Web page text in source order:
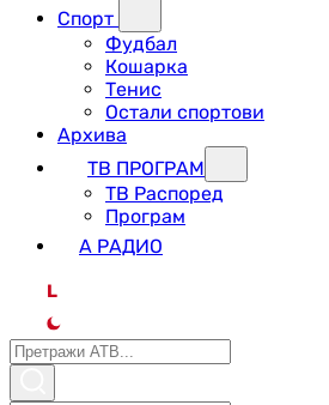
Спорт
Фудбал
Кошарка
Тенис
Остали спортови
Архива
ТВ ПРОГРАМ
ТВ Распоред
Програм
А РАДИО
L